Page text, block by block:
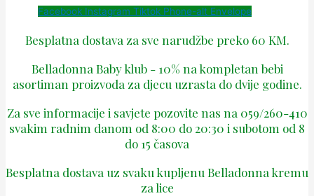
Facebook Instagram Tiktok Phone-alt Envelope
Besplatna dostava za sve narudžbe preko 60 KM.
Belladonna Baby klub - 10% na kompletan bebi
asortiman proizvoda za djecu uzrasta do dvije godine.
Za sve informacije i savjete pozovite nas na 059/260-410
svakim radnim danom od 8:00 do 20:30 i subotom od 8
do 15 časova
Besplatna dostava uz svaku kupljenu Belladonna kremu
za lice